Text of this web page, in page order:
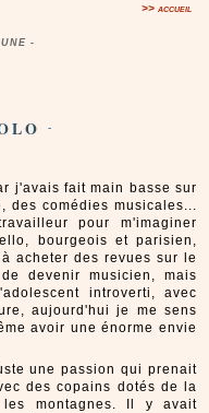
>> accueil
-
-
j'avais fait main basse sur
des comédies musicales...
pour m'imaginer
bourgeois et parisien,
acheter des revues sur le
devenir musicien, mais
introverti, avec
aujourd'hui je me sens
avoir une énorme envie
une passion qui prenait
des copains dotés de la
montagnes. Il y avait